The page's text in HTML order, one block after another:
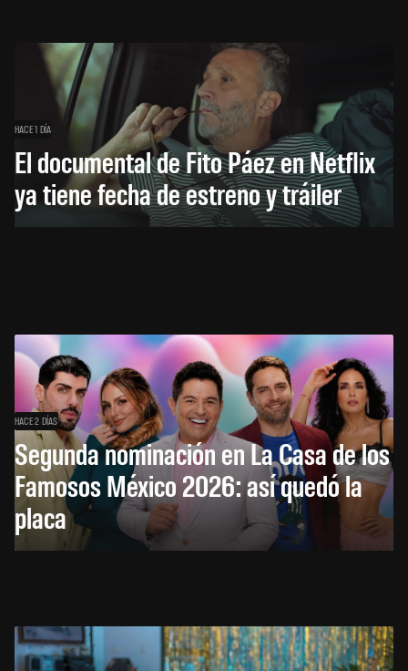
HACE 1 DÍA
El documental de Fito Páez en Netflix
ya tiene fecha de estreno y tráiler
HACE 2 DÍAS
Segunda nominación en La Casa de los
Famosos México 2026: así quedó la
placa